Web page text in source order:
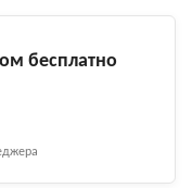
бесплатно